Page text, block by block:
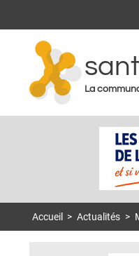
La
Accueil > Actualités >